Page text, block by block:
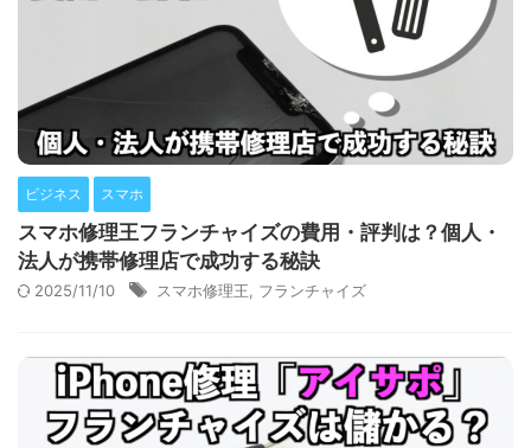
ビジネス スマホ
スマホ修理王フランチャイズの費用・評判は？個人・
法人が携帯修理店で成功する秘訣
2025/11/10 スマホ修理王 フランチャイズ